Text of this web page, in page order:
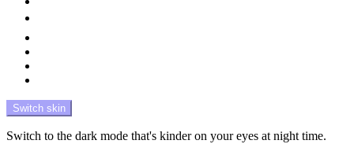
Switch skin
Switch to the dark mode that's kinder on your eyes at night time.